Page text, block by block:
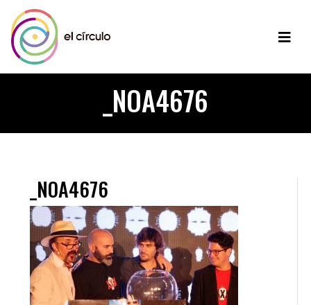
_NOA4676
_NOA4676